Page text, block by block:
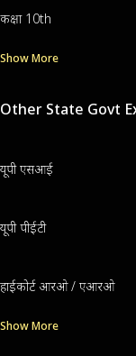
कक्षा 10th
Show More
Other State Govt
यूपी एसआई
यूपी पीईटी
हाईकोर्ट आरओ / एआरओ
Show More